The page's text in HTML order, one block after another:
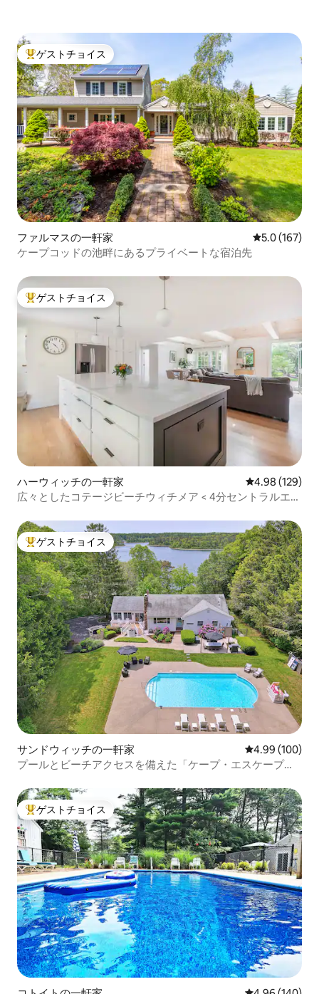
大好評のゲストチョイスです。
ゲストチョイス
ファルマスの一軒家 レビュー167
5.0 (167)
ケープコッドの池畔にあるプライベートな宿泊先
大好評のゲストチョイスです。
ゲストチョイス
ハーウィッチの一軒家 レビュー129
4.98 (129)
広々としたコテージビーチウィチメア < 4分セントラルエア
大好評のゲストチョイスです。
ゲストチョイス
サンドウィッチの一軒家 レビュー100
4.99 (100)
プールとビーチアクセスを備えた「ケープ・エスケープ」
大好評のゲストチョイスです。
ゲストチョイス